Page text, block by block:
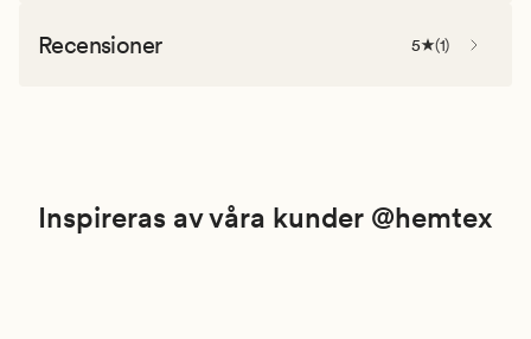
Recensioner 5 (1)
Inspireras av våra kunder @hemtex